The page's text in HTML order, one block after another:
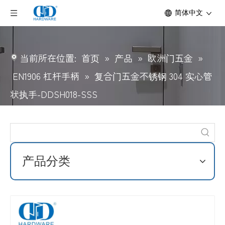
简体中文
当前所在位置: 首页 » 产品 » 欧洲门五金 »
EN1906 杠杆手柄 » 复合门五金不锈钢 304 实心管
状执手-DDSH018-SSS
产品分类